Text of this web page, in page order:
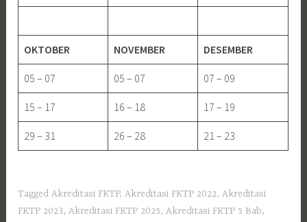
OKTOBER NOVEMBER DESEMBER
05 – 07 05 – 07 07 – 09
15 – 17 16 – 18 17 – 19
29 – 31 26 – 28 21 – 23
TaggedAkreditasi FKTP,Akreditasi FKTP 2022,Akreditasi
FKTP 2023,Akreditasi FKTP 2025,Akreditasi FKTP 5 Bab,